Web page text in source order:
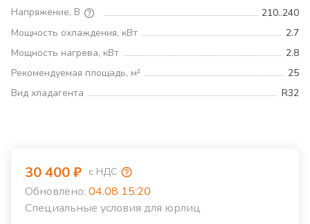
Напряжение, В
210..240
Мощность охлаждения, кВт
2.7
Мощность нагрева, кВт
2.8
Рекомендуемая площадь, м²
25
Вид хладагента
R32
30 400₽ с НДС
Обновлено: 04.08 15:20
Специальные условия для юрлиц